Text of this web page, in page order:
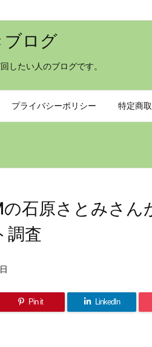
ブログ
したい人のブログです。
プライバシーポリシー 特定商
石原さとみさん
調査
Pin it LinkedIn